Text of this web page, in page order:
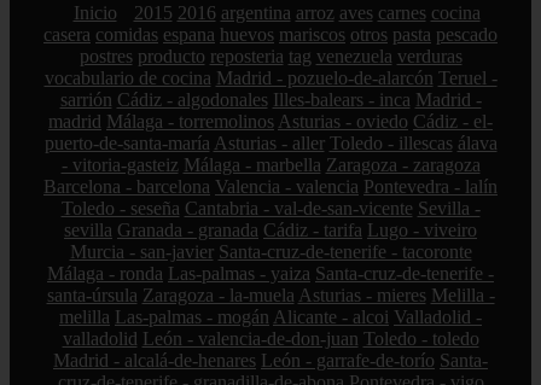
Inicio 2015 2016 argentina arroz aves carnes cocina
casera comidas espana huevos mariscos otros pasta pescado
postres producto reposteria tag venezuela verduras
vocabulario de cocina Madrid - pozuelo-de-alarcón Teruel -
sarrión Cádiz - algodonales Illes-balears - inca Madrid -
madrid Málaga - torremolinos Asturias - oviedo Cádiz - el-
puerto-de-santa-maría Asturias - aller Toledo - illescas álava
- vitoria-gasteiz Málaga - marbella Zaragoza - zaragoza
Barcelona - barcelona Valencia - valencia Pontevedra - lalín
Toledo - seseña Cantabria - val-de-san-vicente Sevilla -
sevilla Granada - granada Cádiz - tarifa Lugo - viveiro
Murcia - san-javier Santa-cruz-de-tenerife - tacoronte
Málaga - ronda Las-palmas - yaiza Santa-cruz-de-tenerife -
santa-úrsula Zaragoza - la-muela Asturias - mieres Melilla -
melilla Las-palmas - mogán Alicante - alcoi Valladolid -
valladolid León - valencia-de-don-juan Toledo - toledo
Madrid - alcalá-de-henares León - garrafe-de-torío Santa-